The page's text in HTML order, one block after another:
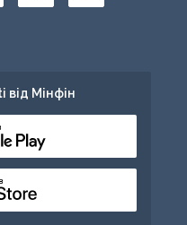
від Мінфін